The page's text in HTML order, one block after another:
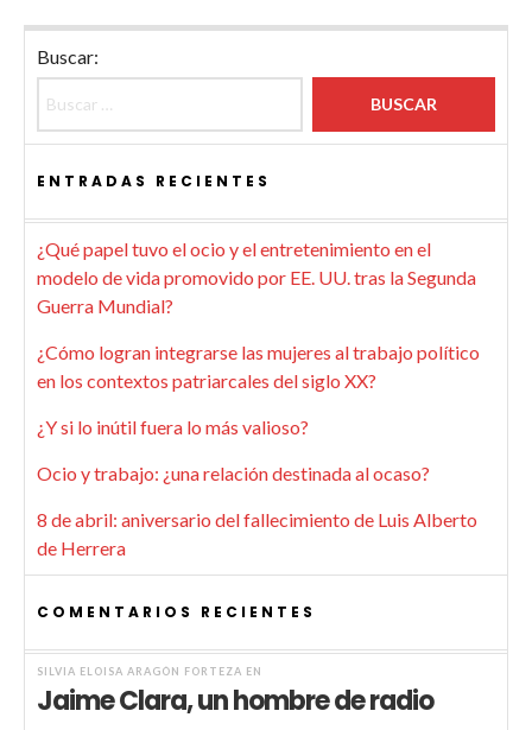
Buscar:
ENTRADAS RECIENTES
¿Qué papel tuvo el ocio y el entretenimiento en el
modelo de vida promovido por EE. UU. tras la Segunda
Guerra Mundial?
¿Cómo logran integrarse las mujeres al trabajo político
en los contextos patriarcales del siglo XX?
¿Y si lo inútil fuera lo más valioso?
Ocio y trabajo: ¿una relación destinada al ocaso?
8 de abril: aniversario del fallecimiento de Luis Alberto
de Herrera
COMENTARIOS RECIENTES
SILVIA ELOISA ARAGÓN FORTEZA EN
Jaime Clara, un hombre de radio